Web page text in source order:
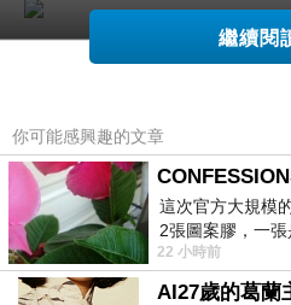
可是我覺得他很可愛啊
奇了黑洞那邊怎麼畫怎麼怪="=
我會找空閒時間再加油的
繼續閱
你可能感興趣的文章
這次官方大規模
2張圖案膠，一
版；目前官網上
22 小時前